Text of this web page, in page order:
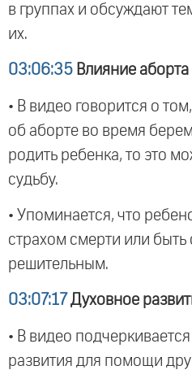
в группах и обсуждают
их.
03:06:35 Влияние
• В видео говорится о
об аборте во время
родить ребенка, то это
судьбу.
• Упоминается, что
страхом смерти или
решительным.
03:07:17 Духовное
• В видео
развития для помощи